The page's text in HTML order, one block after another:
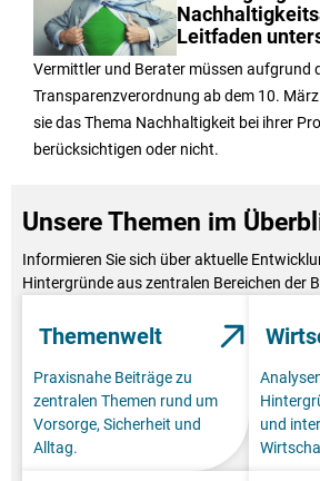
Leitfaden
Vermittler und Berater müssen aufgrund
Transparenzverordnung ab dem 10.
sie das Thema Nachhaltigkeit bei ihrer
berücksichtigen oder nicht.
Unsere Themen im
Informieren Sie sich über aktuelle
Hintergründe aus zentralen Bereichen der
Themenwelt
Praxisnahe Beiträge zu
zentralen Themen rund um
Vorsorge, Sicherheit und
Alltag.
und